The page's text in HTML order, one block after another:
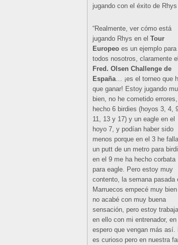
jugando con el éxito de
“Realmente, ver cómo está
jugando Rhys en el Tour
Europeo es un ejemplo para
todos nosotros, claramente el
Fred. Olsen Challenge de
España… ¡es el torneo que
que ganar! Estoy jugando
bien, no he cometido
hecho 6 birdies (hoyos 3, 4,
11, 13 y 17) y un eagle en el
hoyo 7, y podían haber sido
menos porque en el 3 he
un putt de un metro para
en el 9 me ha hecho corbata
para eagle. Pero estoy muy
contento, la semana pasada
Marruecos empecé muy
no acabé con muy buena
sensación, pero estoy
en ello con mi entrenador,
espero que vengan más
es curioso pero en nuestra